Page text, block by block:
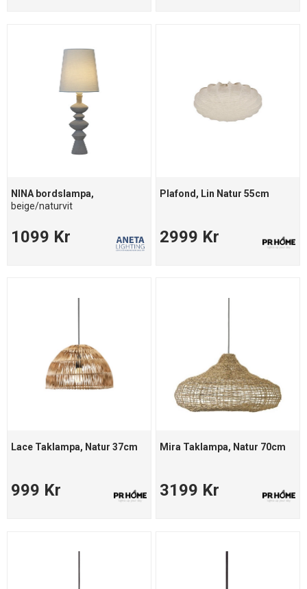
NINA bordslampa,
beige/naturvit
1099 Kr
Plafond, Lin Natur 55cm
2999 Kr
Lace Taklampa, Natur 37cm
999 Kr
Mira Taklampa, Natur 70cm
3199 Kr